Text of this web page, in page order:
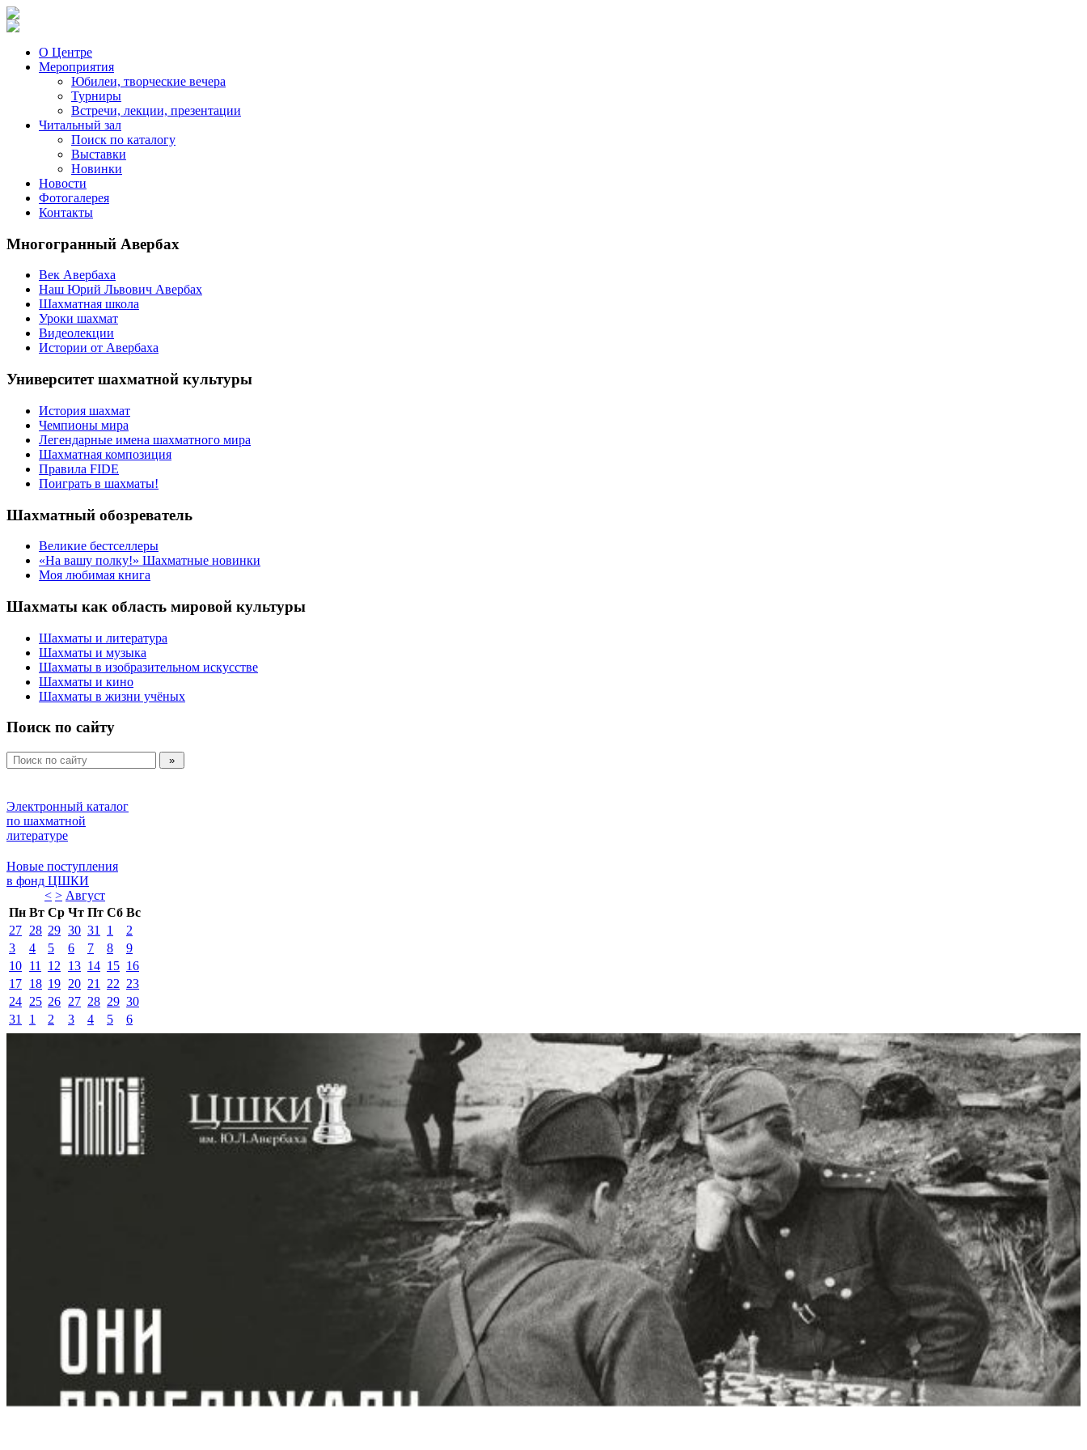
О Центре
Мероприятия
Юбилеи, творческие вечера
Турниры
Встречи, лекции, презентации
Читальный зал
Поиск по каталогу
Выставки
Новинки
Новости
Фотогалерея
Контакты
Многогранный Авербах
Век Авербаха
Наш Юрий Львович Авербах
Шахматная школа
Уроки шахмат
Видеолекции
Истории от Авербаха
Университет шахматной культуры
История шахмат
Чемпионы мира
Легендарные имена шахматного мира
Шахматная композиция
Правила FIDE
Поиграть в шахматы!
Шахматный обозреватель
Великие бестселлеры
«На вашу полку!» Шахматные новинки
Моя любимая книга
Шахматы как область мировой культуры
Шахматы и литература
Шахматы и музыка
Шахматы в изобразительном искусстве
Шахматы и кино
Шахматы в жизни учёных
Поиск по сайту
Электронный каталог
по шахматной
литературе
Новые поступления
в фонд ЦШКИ
< > Август
Пн Вт Ср Чт Пт Сб Вс
27 28 29 30 31 1
2
3
4 5 6 7 8
9
10 11 12 13 14 15 16
17 18 19 20 21 22 23
24 25 26 27 28 29 30
31
1 2 3 4 5 6